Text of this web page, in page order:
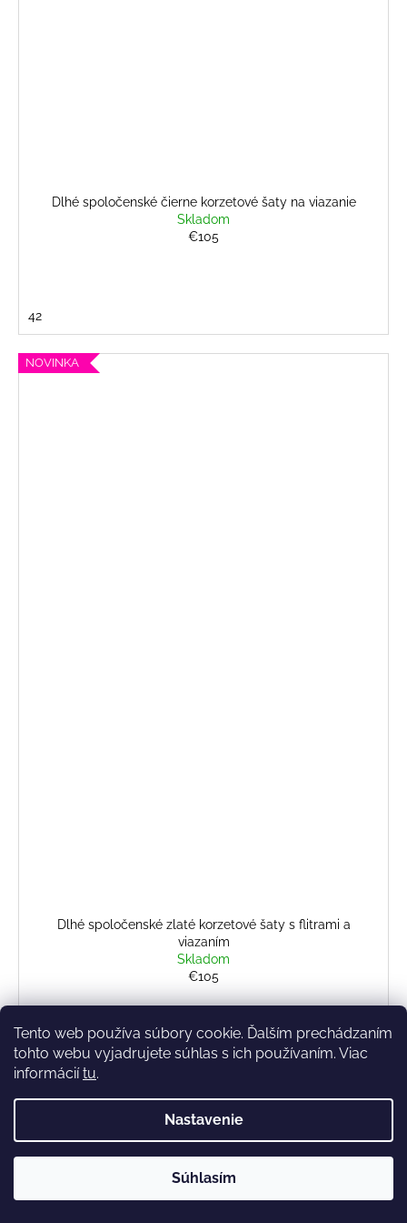
Tento web používa súbory cookie. Ďalším prechádzaním
tohto webu vyjadrujete súhlas s ich používaním. Viac
informáciítu.
Nastavenie
Súhlasím
Dlhé spoločenské čierne korzetové šaty na viazanie
Skladom
€105
42
NOVINKA
Dlhé spoločenské zlaté korzetové šaty s flitrami a
viazaním
Skladom
€105
34 42
NOVINKA